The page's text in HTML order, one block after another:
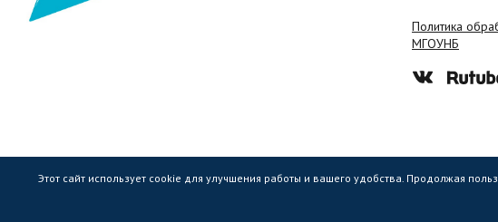
Политика
МГОУНБ
Государственное областное бюджетное учреждение
Этот сайт использует cookie для улучшения работы и вашего удобства. Продолжая